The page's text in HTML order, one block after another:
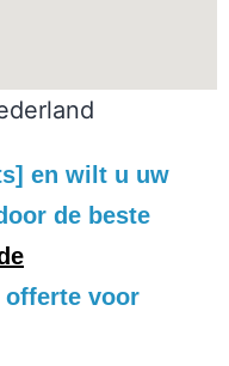
en wilt u uw
de beste
offerte voor